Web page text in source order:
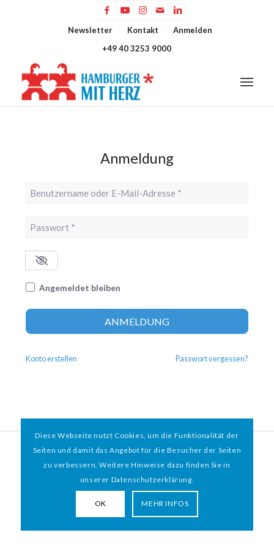
Newsletter Kontakt
Anmelden
+49 40 3253 9000
Anmeldung
Benutzername oder E-Mail-Adresse
Passwort *
Angemeldet bleiben
ANMELDUNG
Konto erstellen Passwort vergessen?
© 2026 HAMBURGER*MIT HERZ e.V. | WEBDESIGN BY WEBIGAMI
Diese Webseite nutzt Cookies, um die Funktionalität der
Seiten und damit das Angebot für die Besucher der Seiten
zu verbessern. Weitere Hinweise dazu finden Sie in
unserer Datenschutzerklärung.
OK MEHR INFOS